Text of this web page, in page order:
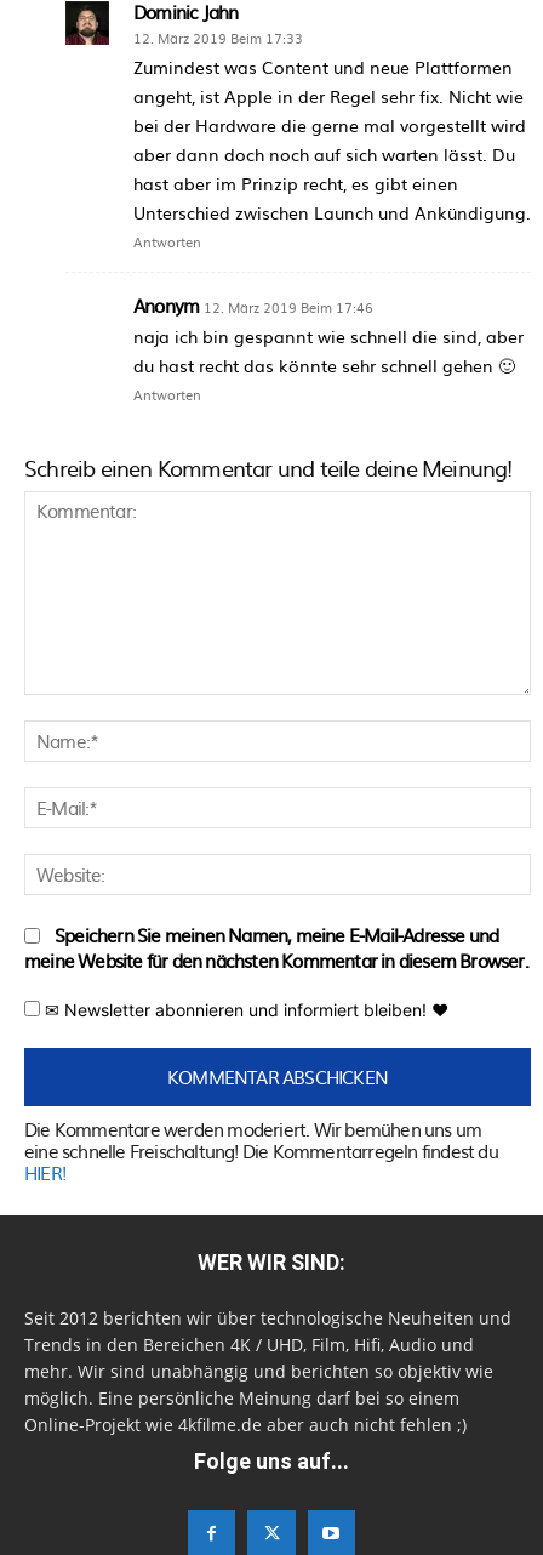
Dominic Jahn
12. März 2019 Beim 17:33
Zumindest was Content und neue Plattformen
angeht, ist Apple in der Regel sehr fix. Nicht wie
bei der Hardware die gerne mal vorgestellt wird
aber dann doch noch auf sich warten lässt. Du
hast aber im Prinzip recht, es gibt einen
Unterschied zwischen Launch und Ankündigung.
Antworten
Anonym 12. März 2019 Beim 17:46
naja ich bin gespannt wie schnell die sind, aber
du hast recht das könnte sehr schnell gehen 🙂
Antworten
Schreib einen Kommentar und teile deine Meinung!
Speichern Sie meinen Namen, meine E-Mail-Adresse und
meine Website für den nächsten Kommentar in diesem Browser.
✉ Newsletter abonnieren und informiert bleiben! ♥
Die Kommentare werden moderiert. Wir bemühen uns um
eine schnelle Freischaltung! Die Kommentarregeln findest du
HIER!
WER WIR SIND:
Seit 2012 berichten wir über technologische Neuheiten und
Trends in den Bereichen 4K / UHD, Film, Hifi, Audio und
mehr. Wir sind unabhängig und berichten so objektiv wie
möglich. Eine persönliche Meinung darf bei so einem
Online-Projekt wie 4kfilme.de aber auch nicht fehlen ;)
Folge uns auf...